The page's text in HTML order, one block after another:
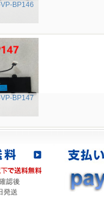
BP146
BP147